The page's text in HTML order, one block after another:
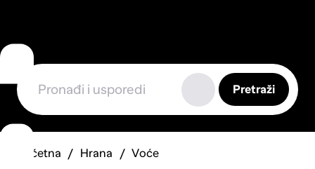
Pretraži
Početna Hrana Voće